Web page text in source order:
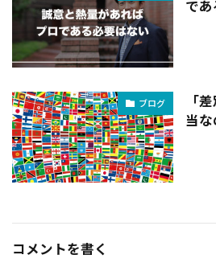
で
ブログ
「
当な
コメントを書く